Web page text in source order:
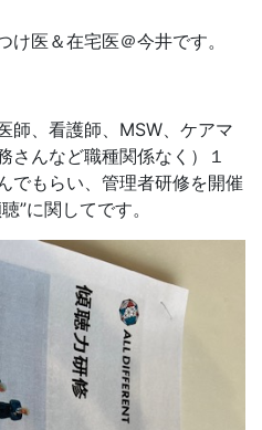
け医＆在宅医＠今井です。
師、看護師、MSW、ケアマ
さんなど職種関係なく）１
でもらい、管理者研修を開催
”に関してです。